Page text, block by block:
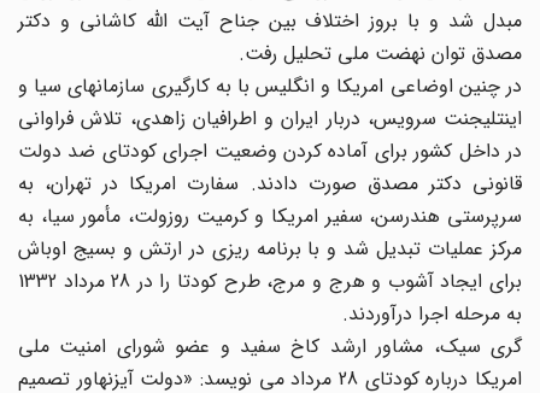
مبدل شد و با بروز اختلاف بین جناح آیت الله کاشانی و دکتر
مصدق توان نهضت ملی تحلیل رفت.
در چنین اوضاعی امریکا و انگلیس با به کارگیری سازمانهای سیا و
اینتلیجنت سرویس، دربار ایران و اطرافیان زاهدی، تلاش فراوانی
در داخل کشور برای آماده کردن وضعیت اجرای کودتای ضد دولت
قانونی دکتر مصدق صورت دادند. سفارت امریکا در تهران، به
سرپرستی هندرسن، سفیر امریکا و کرمیت روزولت، مأمور سیا، به
مرکز عملیات تبدیل شد و با برنامه ریزی در ارتش و بسیج اوباش
برای ایجاد آشوب و هرج و مرج، طرح کودتا را در 28 مرداد 1332
به مرحله اجرا درآوردند.
گری سیک، مشاور ارشد کاخ سفید و عضو شورای امنیت ملی
امریکا درباره کودتای 28 مرداد می نویسد: «دولت آیزنهاور تصمیم